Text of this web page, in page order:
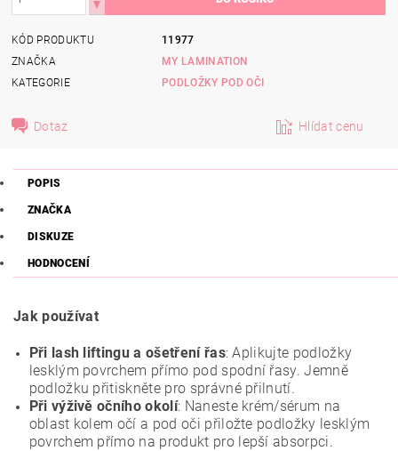
KÓD PRODUKTU
11977
ZNAČKA
MY LAMINATION
KATEGORIE
PODLOŽKY POD OČI
Dotaz Hlídat cenu
POPIS
ZNAČKA
DISKUZE
HODNOCENÍ
Jak používat
Při lash liftingu a ošetření řas: Aplikujte podložky
lesklým povrchem přímo pod spodní řasy. Jemně
podložku přitiskněte pro správné přilnutí.
Při výživě očního okolí: Naneste krém/sérum na
oblast kolem očí a pod oči přiložte podložky lesklým
povrchem přímo na produkt pro lepší absorpci.